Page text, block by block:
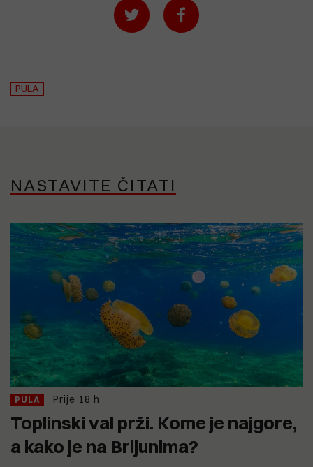
PULA
NASTAVITE ČITATI
PULA Prije 18 h
Toplinski val prži. Kome je najgore,
a kako je na Brijunima?